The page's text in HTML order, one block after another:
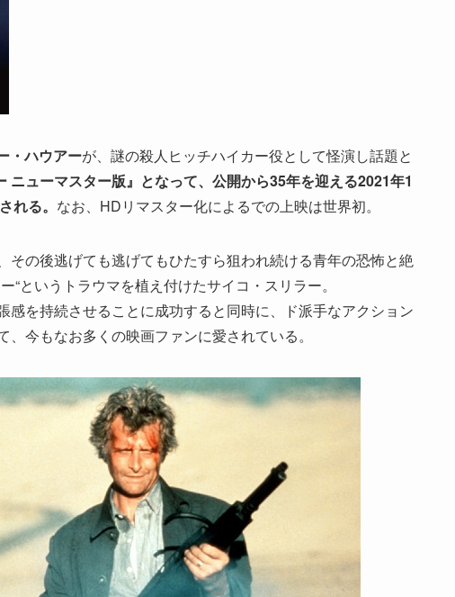
・ハウアーが、謎の殺人ヒッチハイカー役として怪演し話題と
ニューマスター版』となって、公開から35年を迎える2021年1
れる。 なお、HDリマスター化によるでの上映は世界初。
の後逃げても逃げてもひたすら狙われ続ける青年の恐怖と絶
というトラウマを植え付けたサイコ・スリラー。
感を持続させることに成功すると同時に、ド派手なアクション
今もなお多くの映画ファンに愛されている。